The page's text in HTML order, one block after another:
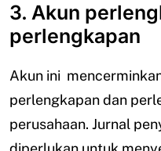
3. Akun
perlengkapan
Akun ini
perlengkapan dan
perusahaan. Jurnal